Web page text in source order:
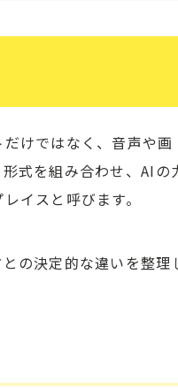
けではなく、音声や画
式を組み合わせ、AIの
イスと呼びます。
の決定的な違いを整理